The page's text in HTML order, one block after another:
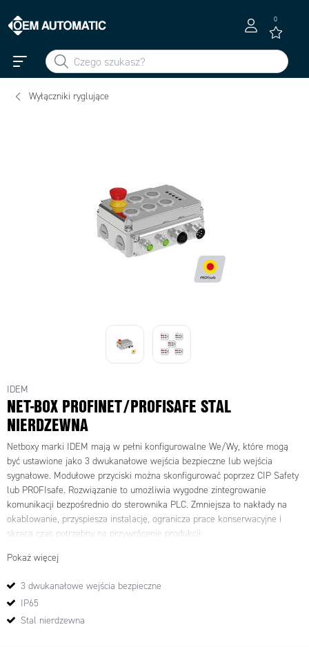
0
Wyłączniki ryglujące
IDEM
NET-BOX PROFINET/PROFISAFE STAL
NIERDZEWNA
Netboxy marki IDEM mają w pełni konfigurowalne We/Wy, które mogą
być ustawione jako 3 dwukanałowe wejścia bezpieczne lub wejścia
sygnałowe. Modułowe przyciski można skonfigurować poprzez CIP Safety
lub PROFIsafe. Rozwiązanie to umożliwia wygodne zintegrowanie
komunikacji bezpośrednio do sterownika PLC. Zmniejsza to nakłady na
okablowanie, przyspiesza instalację, ogranicza prace konserwacyjne i
skraca czas potrzebny na przywrócenie produkcji.
Pokaż więcej
3 dwukanałowe wejścia bezpieczne
IP65
Stal nierdzewna